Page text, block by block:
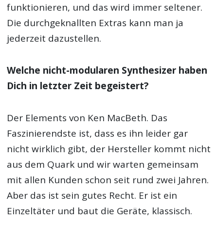
funktionieren, und das wird immer seltener.
Die durchgeknallten Extras kann man ja
jederzeit dazustellen.
Welche nicht-modularen Synthesizer haben
Dich in letzter Zeit begeistert?
Der Elements von Ken MacBeth. Das
Faszinierendste ist, dass es ihn leider gar
nicht wirklich gibt, der Hersteller kommt nicht
aus dem Quark und wir warten gemeinsam
mit allen Kunden schon seit rund zwei Jahren.
Aber das ist sein gutes Recht. Er ist ein
Einzeltäter und baut die Geräte, klassisch.